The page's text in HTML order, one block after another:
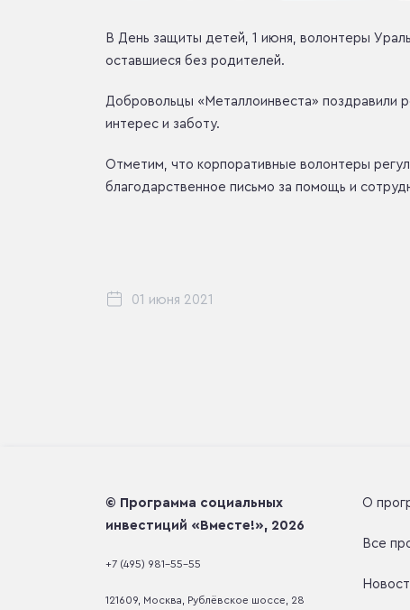
В День защиты детей, 1 июня, волонтеры
оставшиеся без родителей.
Добровольцы «Металлоинвеста» поздравили
интерес и заботу.
Отметим, что корпоративные волонтеры
благодарственное письмо за помощь и
01 июня 2021
О
Все
© Программа социальных
инвестиций «Вместе!», 2026
121609, Москва, Рублёвское шоссе, 28
+7 (495) 981-55-55